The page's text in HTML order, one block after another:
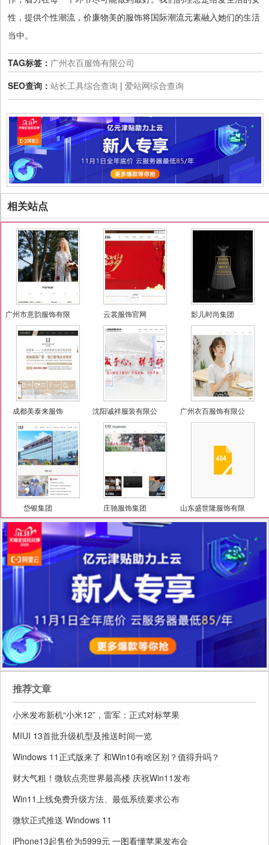
性，提供个性潮流，价廉物美的服饰将国际潮流元素融入她们的生活
当中。
TAG标签： 广州衣百服饰有限公司
SEO查询： 站长工具综合查询 | 爱站网综合查询
相关站点
广州市意韵服饰有限
公司
云裳服饰官网 影儿时尚集团
成都美泰来服饰
沈阳诚祥服装有限公
司
广州衣百服饰有限公
司
岱银集团 庄驰服饰集团
山东盛世隆服饰有限
公司
推荐文章
小米发布新机“小米12”，雷军：正式对标苹果
MIUI 13首批升级机型及推送时间一览
Windows 11正式版来了 和Win10有啥区别？值得升吗？
财大气粗！微软点亮世界最高楼 庆祝Win11发布
Win11上线免费升级方法、最低系统要求公布
微软正式推送 Windows 11
iPhone13起售价为5999元 一图看懂苹果发布会